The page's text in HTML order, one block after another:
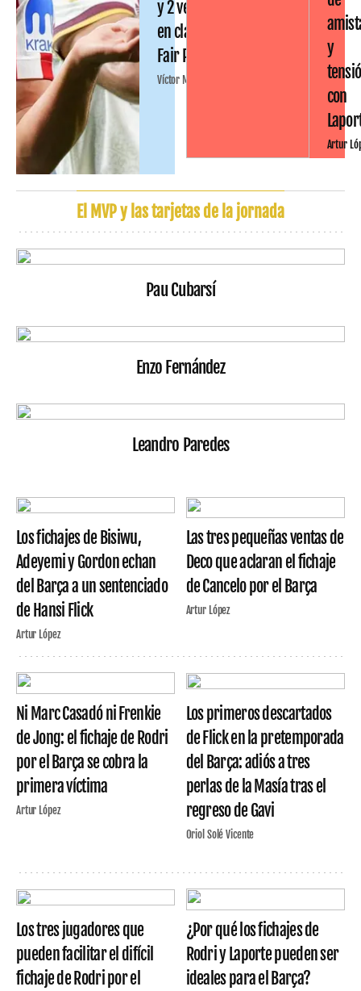
y 2 ventas
en clave
Fair Play
Víctor Malo
y
con
Artur
El MVP y las tarjetas de la jornada
Pau Cubarsí
Enzo Fernández
Leandro Paredes
Los fichajes de Bisiwu,
Adeyemi y Gordon echan
del Barça a un sentenciado
de Hansi Flick
Artur López
Las tres pequeñas ventas de
Deco que aclaran el fichaje
de Cancelo por el Barça
Artur López
Ni Marc Casadó ni Frenkie
de Jong: el fichaje de Rodri
por el Barça se cobra la
primera víctima
Artur López
Los primeros descartados
de Flick en la pretemporada
del Barça: adiós a tres
perlas de la Masía tras el
regreso de Gavi
Oriol Solé Vicente
Los tres jugadores que
pueden facilitar el difícil
fichaje de Rodri por el
¿Por qué los fichajes de
Rodri y Laporte pueden ser
ideales para el Barça?